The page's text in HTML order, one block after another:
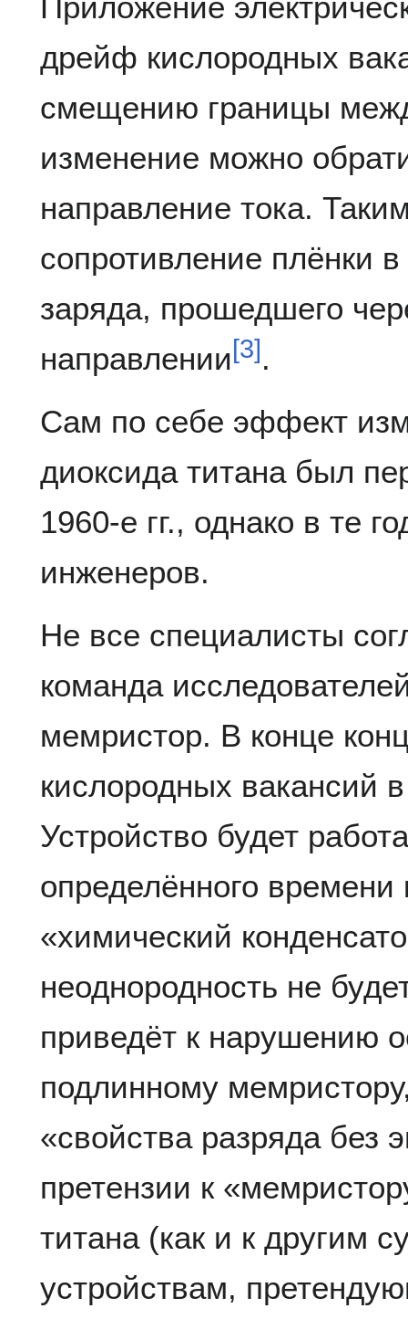
дрейф кислородных
смещению границы
изменение можно
направление тока.
сопротивление плёнки
заряда, прошедшего
направлении[3] .
Сам по себе эффект
диоксида титана был
1960-е гг., однако в те
инженеров.
Не все специалисты
команда
мемристор. В конце
кислородных вакансий
Устройство будет
определённого времени
«химический
неоднородность не
приведёт к нарушению
подлинному
«свойства разряда без
претензии к
титана (как и к другим
устройствам,